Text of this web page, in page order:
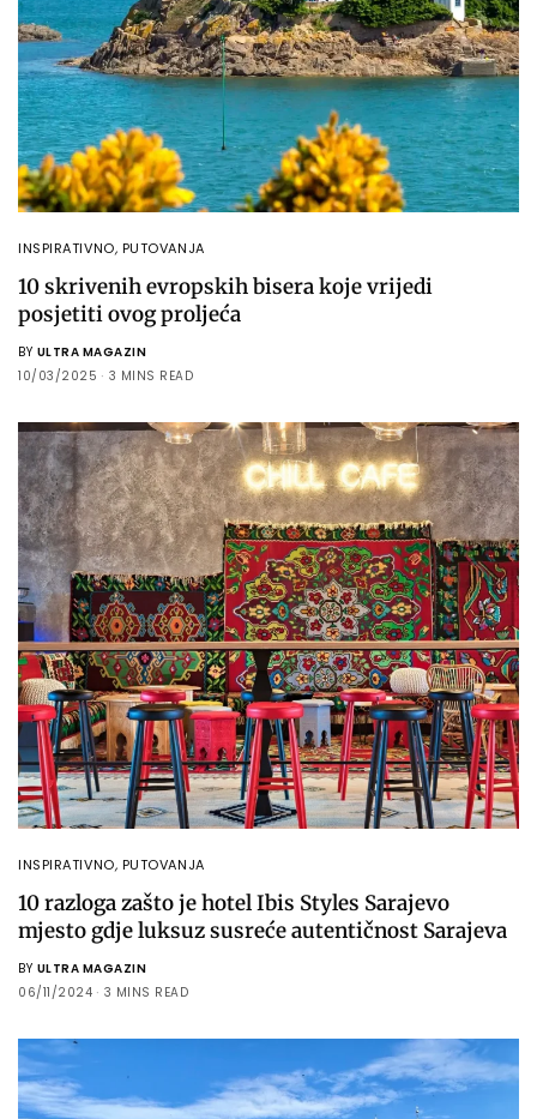
INSPIRATIVNO, PUTOVANJA
10 skrivenih evropskih bisera koje vrijedi
posjetiti ovog proljeća
BY ULTRA MAGAZIN
10/03/2025
3 MINS READ
INSPIRATIVNO, PUTOVANJA
10 razloga zašto je hotel Ibis Styles Sarajevo
mjesto gdje luksuz susreće autentičnost Sarajeva
BY ULTRA MAGAZIN
06/11/2024
3 MINS READ